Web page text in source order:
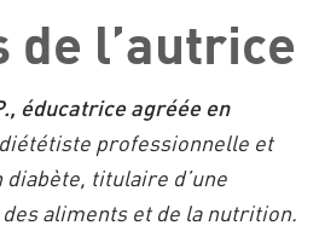
de l’autrice
éducatrice agréée en
professionnelle et
titulaire d’une
aliments et de la nutrition.